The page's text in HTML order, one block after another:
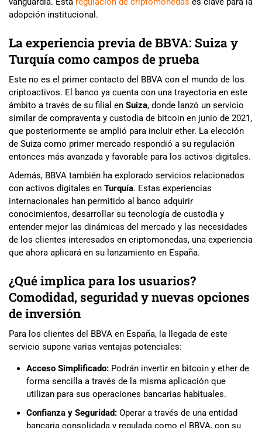
adopción institucional.
La experiencia previa de BBVA: Suiza y
Turquía como campos de prueba
Este no es el primer contacto del BBVA con el mundo de los
criptoactivos. El banco ya cuenta con una trayectoria en este
ámbito a través de su filial en Suiza, donde lanzó un servicio
similar de compraventa y custodia de bitcoin en junio de 2021,
que posteriormente se amplió para incluir ether. La elección
de Suiza como primer mercado respondió a su regulación
entonces más avanzada y favorable para los activos digitales.
Además, BBVA también ha explorado servicios relacionados
con activos digitales en Turquía. Estas experiencias
internacionales han permitido al banco adquirir
conocimientos, desarrollar su tecnología de custodia y
entender mejor las dinámicas del mercado y las necesidades
de los clientes interesados en criptomonedas, una experiencia
que ahora aplicará en su lanzamiento en España.
¿Qué implica para los usuarios?
Comodidad, seguridad y nuevas opciones
de inversión
Para los clientes del BBVA en España, la llegada de este
servicio supone varias ventajas potenciales:
Acceso Simplificado: Podrán invertir en bitcoin y ether de
forma sencilla a través de la misma aplicación que
utilizan para sus operaciones bancarias habituales.
Confianza y Seguridad: Operar a través de una entidad
bancaria consolidada y regulada como el BBVA, con su